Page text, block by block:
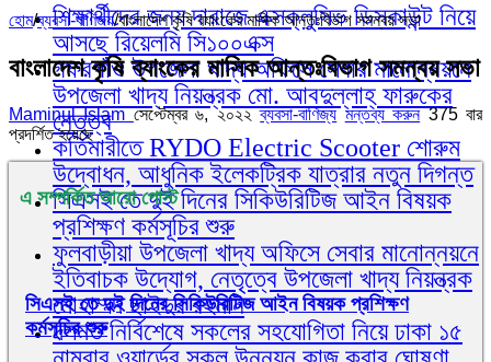
শিক্ষার্থীদের জন্য দারাজে এক্সক্লুসিভ ডিসকাউন্ট নিয়ে
আসছে রিয়েলমি সি১০০এক্স
গফরগাঁও উপজেলা খাদ্য অফিসে সেবার মানোন্নয়নে
উপজেলা খাদ্য নিয়ন্ত্রক মো. আবদুল্লাহ্ ফারুকের
নেতৃত্ব
কর্তিমারীতে RYDO Electric Scooter শোরুম
উদ্বোধন, আধুনিক ইলেকট্রিক যাত্রার নতুন দিগন্ত
সিএসই তে দুই দিনের সিকিউরিটিজ আইন বিষয়ক
প্রশিক্ষণ কর্মসূচির শুরু
ফুলবাড়ীয়া উপজেলা খাদ্য অফিসে সেবার মানোন্নয়নে
ইতিবাচক উদ্যোগ, নেতৃত্বে উপজেলা খাদ্য নিয়ন্ত্রক
মোহাম্মদ ছাইদুর রহমান
দলমত নির্বিশেষে সকলের সহযোগিতা নিয়ে ঢাকা ১৫
হোম/ব্যবসা-বাণিজ্য/বাংলাদেশ কৃষি ব্যাংকের মাসিক আন্তঃবিভাগ সমন্বয় সভা
বাংলাদেশ কৃষি ব্যাংকের মাসিক আন্তঃবিভাগ সমন্বয় সভা
Maminul Islamসেপ্টেম্বর ৬, ২০২২ ব্যবসা-বাণিজ্য মন্তব্য করুন 375 বার
প্রদর্শিত হয়েছে
এ সম্পর্কিত আরো পোস্ট
সিএসই তে দুই দিনের সিকিউরিটিজ আইন বিষয়ক প্রশিক্ষণ
কর্মসূচির শুরু